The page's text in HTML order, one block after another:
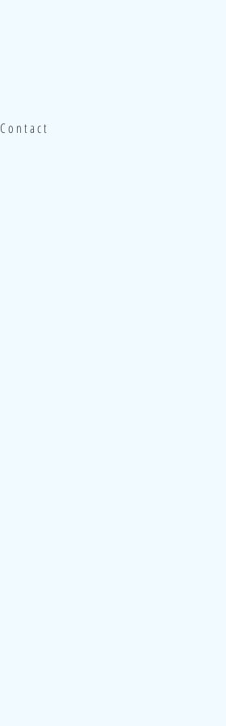
C o n t a c t